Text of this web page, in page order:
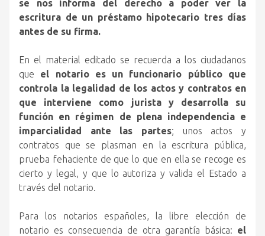
se nos informa del derecho a poder ver la
escritura de un préstamo hipotecario tres días
antes de su firma.
En el material editado se recuerda a los ciudadanos
que el notario es un funcionario público que
controla la legalidad de los actos y contratos en
que interviene como jurista y desarrolla su
función en régimen de plena independencia e
imparcialidad ante las partes; unos actos y
contratos que se plasman en la escritura pública,
prueba fehaciente de que lo que en ella se recoge es
cierto y legal, y que lo autoriza y valida el Estado a
través del notario.
Para los notarios españoles, la libre elección de
notario es consecuencia de otra garantía básica: el